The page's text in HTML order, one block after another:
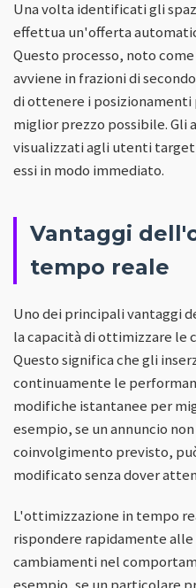
Una volta identificati gli
effettua un'offerta
Questo processo, noto
avviene in frazioni di
di ottenere i
miglior prezzo possibile. Gli
visualizzati agli utenti
essi in modo immediato.
Vantaggi
tempo reale
Uno dei principali vantaggi
la capacità di ottimizzare le
Questo significa che gli
continuamente le
modifiche istantanee per
esempio, se un annuncio
coinvolgimento previsto,
modificato senza dover
L'ottimizzazione in tempo
rispondere rapidamente
cambiamenti nel